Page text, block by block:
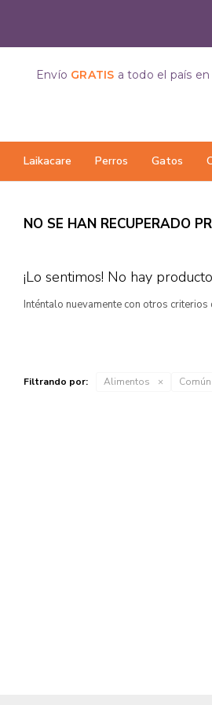
Laikacare Perros Gatos
Envío GRATIS a todo el país
NO SE HAN RECUPERADO
¡Lo sentimos! No hay
Inténtalo nuevamente con otros
Filtrando por: Alimentos Común